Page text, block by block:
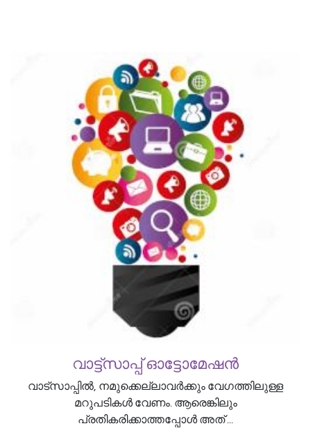
വാട്ട്സാപ്പ് ഓട്ടോമേഷൻ
വാട്സാപ്പിൽ, നമുക്കെല്ലാവർക്കും വേഗത്തിലുള്ള
മറുപടികൾ വേണം. ആരെങ്കിലും
പ്രതികരിക്കാത്തപ്പോൾ അത് ...